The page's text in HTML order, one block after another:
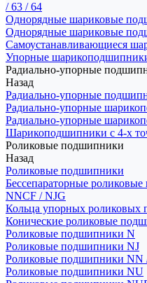
/ 63 / 64
Однорядные шариковые
Однорядные шариковые
Самоустанавливающиеся
Упорные
Радиально-упорные
Назад
Радиально-упорные
Радиально-упорные
Радиально-упорные
Шарикоподшипники с 4-х
Роликовые подшипники
Назад
Роликовые подшипники
Бессепараторные
NNCF / NJG
Кольца упорных роликовых
Конические роликовые
Роликовые подшипники N
Роликовые подшипники NJ
Роликовые подшипники NN
Роликовые подшипники NU